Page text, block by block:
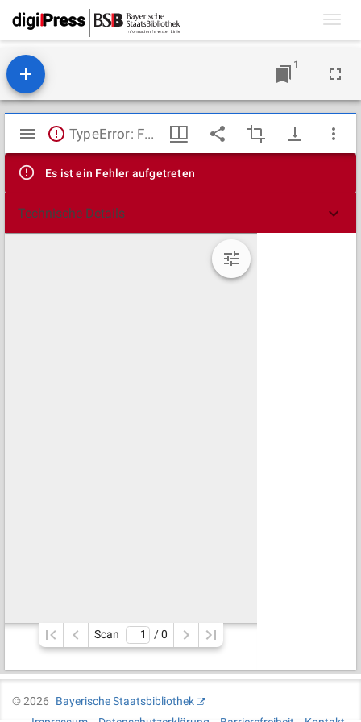
1
Mirador
Viewer
TypeError: Failed to fetch
Es ist ein Fehler aufgetreten
Technische Details
Scan / 0
©2026
Bayerische Staatsbibliothek